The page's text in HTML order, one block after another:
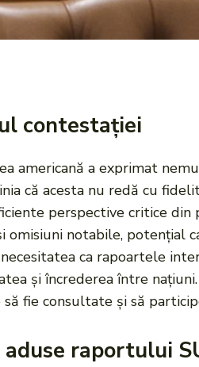
contestației
americană a exprimat
că acesta nu redă cu
perspective critice
omisiuni notabile, potențial
ca rapoartele
și încrederea între
fie consultate și să
raportului